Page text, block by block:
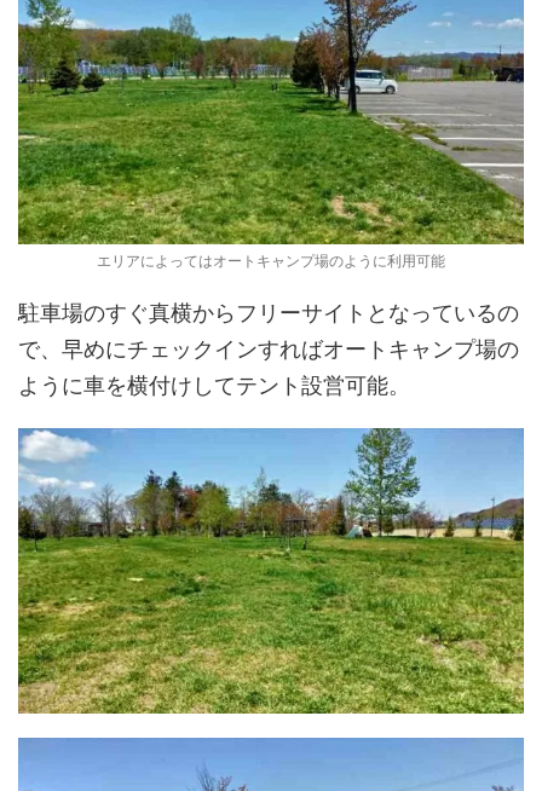
エリアによってはオートキャンプ場のように利用可能
駐車場のすぐ真横からフリーサイトとなっているの
で、早めにチェックインすればオートキャンプ場の
ように車を横付けしてテント設営可能。